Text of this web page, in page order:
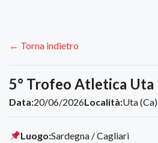
← Torna indietro
5° Trofeo Atletica Uta
Data:20/06/2026Località:Uta (Ca)
Luogo:Sardegna / Cagliari